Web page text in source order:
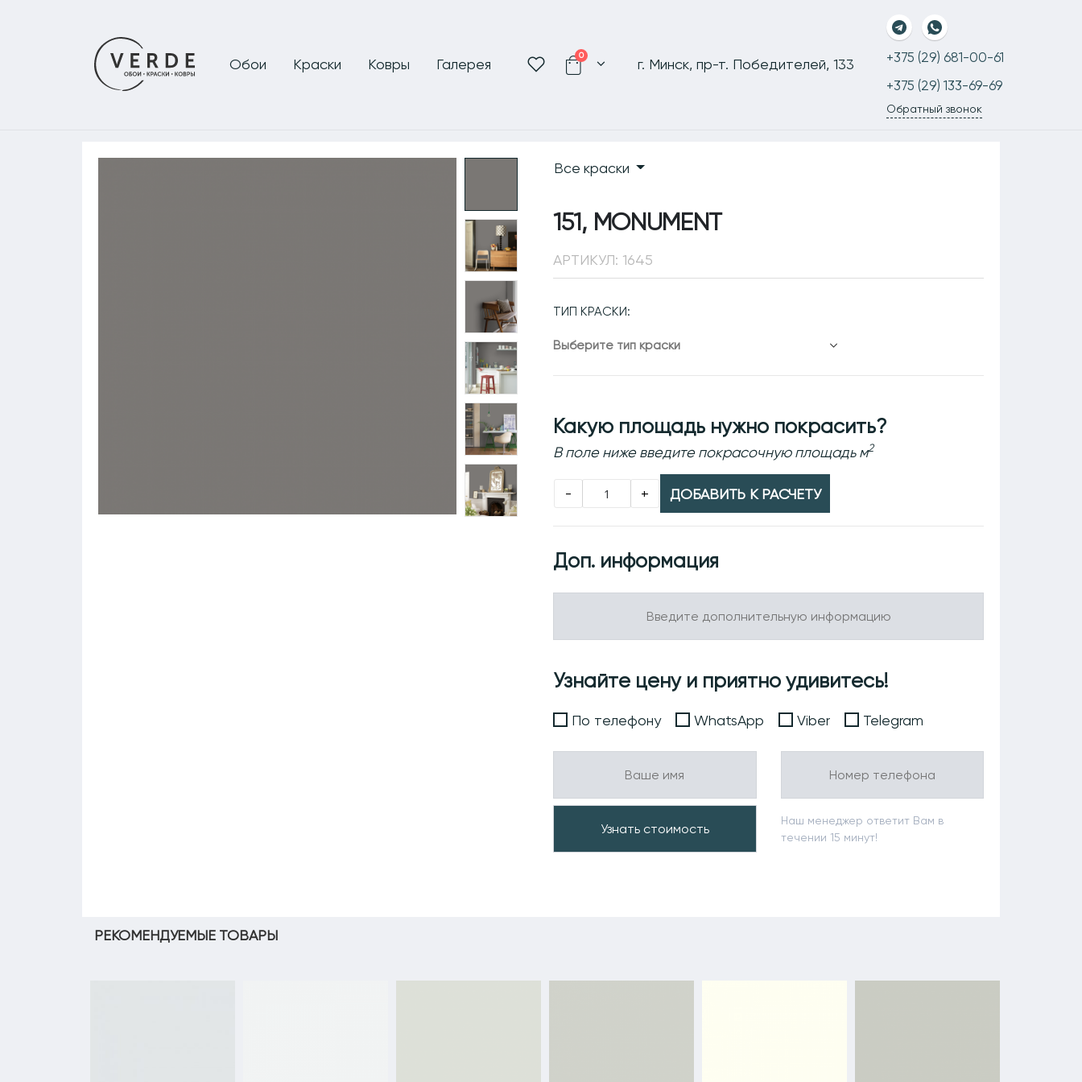
Обои Краски Ковры Галерея
0
г. Минск, пр-т. Победителей, 133
+375 (29) 681-00-61
+375 (29) 133-69-69
Обратный звонок
Все краски
151, MONUMENT
АРТИКУЛ: 1645
ТИП КРАСКИ
Какую площадь нужно покрасить?
В поле ниже введите покрасочную площадь м2
- + ДОБАВИТЬ К РАСЧЕТУ
Доп. информация
Узнайте цену и приятно удивитесь!
По телефону WhatsApp Viber Telegram
Наш менеджер ответит Вам в
течении 15 минут!
РЕКОМЕНДУЕМЫЕ ТОВАРЫ